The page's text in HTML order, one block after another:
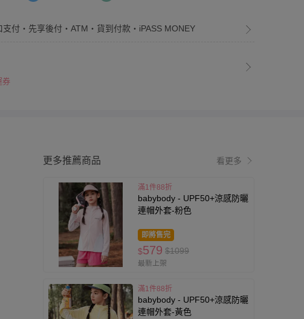
付・先享後付・ATM・貨到付款・iPASS MONEY
券
更多推薦商品 看更多
滿1件88折
babybody - UPF50+涼感防曬
連帽外套-粉色
即將售完
$579 $1099
最新上架
滿1件88折
babybody - UPF50+涼感防曬
連帽外套-黃色